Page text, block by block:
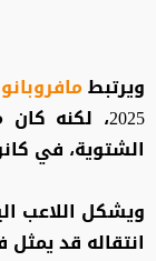
ويرتبط
2025، لكنه
الشتوية، في
ويشكل اللاعب
انتقاله قد يمثل